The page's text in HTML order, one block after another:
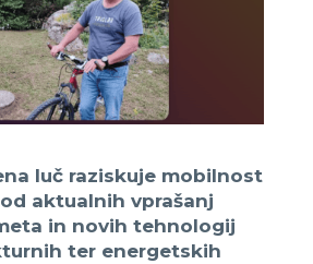
luč raziskuje mobilnost
aktualnih vprašanj
in novih tehnologij
ter energetskih